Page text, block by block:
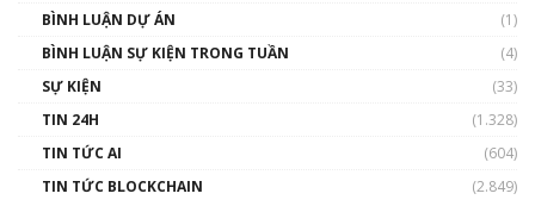
BÌNH LUẬN DỰ ÁN
(1)
BÌNH LUẬN SỰ KIỆN TRONG TUẦN
(4)
SỰ KIỆN
(33)
TIN 24H
(1.328)
TIN TỨC AI
(604)
TIN TỨC BLOCKCHAIN
(2.849)